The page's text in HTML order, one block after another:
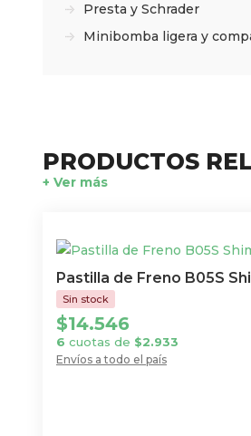
Presta y Schrader
Minibomba ligera y
PRODUCTOS
+ Ver más
Pastilla de Freno B05S
Envíos a todo el país
$14.546
6 cuotas de $2.933